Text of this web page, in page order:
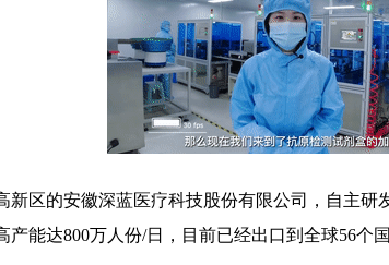
区的安徽深蓝医疗科技股份有限公司，自主研
产能达800万人份/日，目前已经出口到全球56个